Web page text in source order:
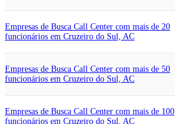
Empresas de Busca Call Center com mais de 20
funcionários em Cruzeiro do Sul, AC
Empresas de Busca Call Center com mais de 50
funcionários em Cruzeiro do Sul, AC
Empresas de Busca Call Center com mais de 100
funcionários em Cruzeiro do Sul, AC